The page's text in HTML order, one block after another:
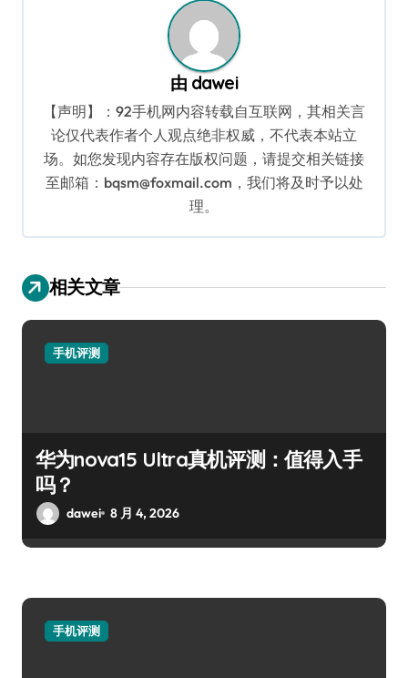
由 dawei
【声明】：92手机网内容转载自互联网，其相关言
论仅代表作者个人观点绝非权威，不代表本站立
场。如您发现内容存在版权问题，请提交相关链接
至邮箱：bqsm@foxmail.com，我们将及时予以处
理。
相关文章
手机评测
华为nova15 Ultra真机评测：值得入手
吗？
dawei 8 月 4, 2026
手机评测